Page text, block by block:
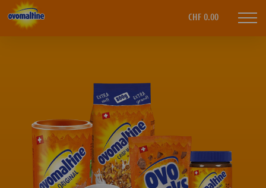
CHF 0.00